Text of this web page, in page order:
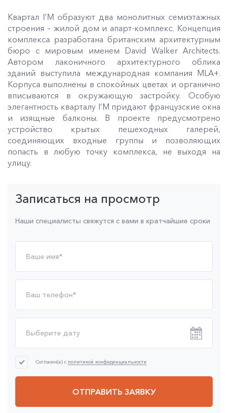
Квартал I’M образуют два монолитных семиэтажных
строения – жилой дом и апарт-комплекс. Концепция
комплекса разработана британским архитектурным
бюро с мировым именем David Walker Architects.
Автором лаконичного архитектурного облика
зданий выступила международная компания MLA+.
Корпуса выполнены в спокойных цветах и органично
вписываются в окружающую застройку. Особую
элегантность кварталу I’M придают французские окна
и изящные балконы. В проекте предусмотрено
устройство крытых пешеходных галерей,
соединяющих входные группы и позволяющих
попасть в любую точку комплекса, не выходя на
улицу.
Записаться на просмотр
Наши специалисты свяжутся с вами в кратчайшие сроки
Согласен(а) с политикой конфиденциальности
ОТПРАВИТЬ ЗАЯВКУ